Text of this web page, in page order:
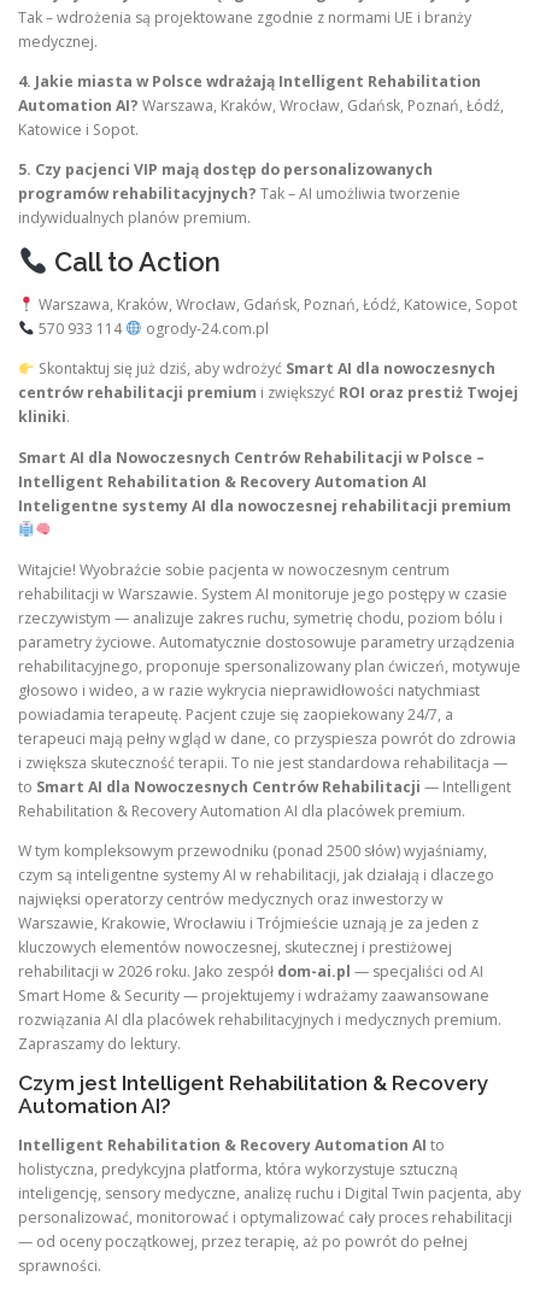
Tak – wdrożenia są projektowane zgodnie z normami UE i branży
medycznej.
4. Jakie miasta w Polsce wdrażają Intelligent Rehabilitation
Automation AI? Warszawa, Kraków, Wrocław, Gdańsk, Poznań, Łódź,
Katowice i Sopot.
5. Czy pacjenci VIP mają dostęp do personalizowanych
programów rehabilitacyjnych? Tak – AI umożliwia tworzenie
indywidualnych planów premium.
Call to Action
Warszawa, Kraków, Wrocław, Gdańsk, Poznań, Łódź, Katowice, Sopot
570 933 114
ogrody-24.com.pl
Skontaktuj się już dziś, aby wdrożyć Smart AI dla nowoczesnych
centrów rehabilitacji premium i zwiększyć ROI oraz prestiż Twojej
kliniki.
Smart AI dla Nowoczesnych Centrów Rehabilitacji w Polsce –
Intelligent Rehabilitation & Recovery Automation AI
Inteligentne systemy AI dla nowoczesnej rehabilitacji premium
Witajcie! Wyobraźcie sobie pacjenta w nowoczesnym centrum
rehabilitacji w Warszawie. System AI monitoruje jego postępy w czasie
rzeczywistym — analizuje zakres ruchu, symetrię chodu, poziom bólu i
parametry życiowe. Automatycznie dostosowuje parametry urządzenia
rehabilitacyjnego, proponuje spersonalizowany plan ćwiczeń, motywuje
głosowo i wideo, a w razie wykrycia nieprawidłowości natychmiast
powiadamia terapeutę. Pacjent czuje się zaopiekowany 24/7, a
terapeuci mają pełny wgląd w dane, co przyspiesza powrót do zdrowia
i zwiększa skuteczność terapii. To nie jest standardowa rehabilitacja —
to Smart AI dla Nowoczesnych Centrów Rehabilitacji — Intelligent
Rehabilitation & Recovery Automation AI dla placówek premium.
W tym kompleksowym przewodniku (ponad 2500 słów) wyjaśniamy,
czym są inteligentne systemy AI w rehabilitacji, jak działają i dlaczego
najwięksi operatorzy centrów medycznych oraz inwestorzy w
Warszawie, Krakowie, Wrocławiu i Trójmieście uznają je za jeden z
kluczowych elementów nowoczesnej, skutecznej i prestiżowej
rehabilitacji w 2026 roku. Jako zespół dom-ai.pl — specjaliści od AI
Smart Home & Security — projektujemy i wdrażamy zaawansowane
rozwiązania AI dla placówek rehabilitacyjnych i medycznych premium.
Zapraszamy do lektury.
Czym jest Intelligent Rehabilitation & Recovery
Automation AI?
Intelligent Rehabilitation & Recovery Automation AI to
holistyczna, predykcyjna platforma, która wykorzystuje sztuczną
inteligencję, sensory medyczne, analizę ruchu i Digital Twin pacjenta, aby
personalizować, monitorować i optymalizować cały proces rehabilitacji
— od oceny początkowej, przez terapię, aż po powrót do pełnej
sprawności.